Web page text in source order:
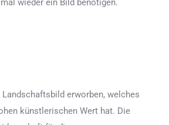
wieder ein Bild benötigen.
erworben, welches
künstlerischen Wert hat. Die